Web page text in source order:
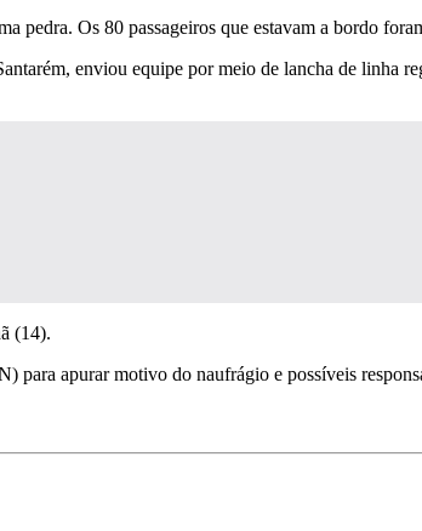
pedra. Os 80 passageiros que estavam a bordo
enviou equipe por meio de lancha de linha
(14).
apurar motivo do naufrágio e possíveis